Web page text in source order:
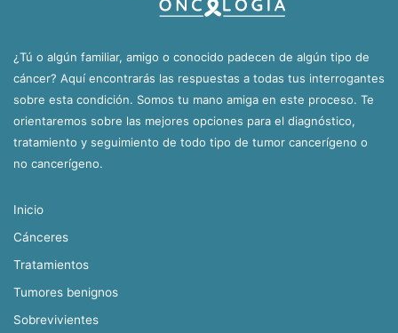
¿Tú o algún familiar, amigo o conocido padecen de algún tipo de
cáncer? Aquí encontrarás las respuestas a todas tus interrogantes
sobre esta condición. Somos tu mano amiga en este proceso. Te
orientaremos sobre las mejores opciones para el diagnóstico,
tratamiento y seguimiento de todo tipo de tumor cancerígeno o
no cancerígeno.
Inicio
Cánceres
Tratamientos
Tumores benignos
Sobrevivientes